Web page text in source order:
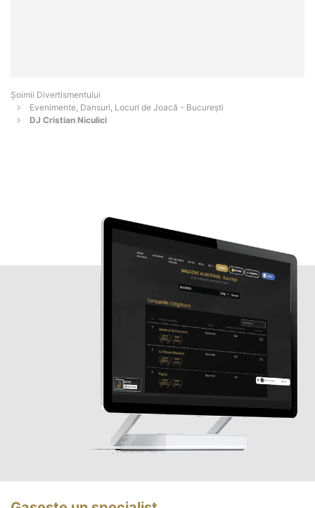
Şoimii Divertismentului
Evenimente, Dansuri, Locuri de Joacă - Bucureşti
DJ Cristian Niculici